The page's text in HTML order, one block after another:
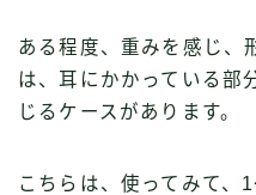
ある程度、重みを感じ、
は、耳にかかっている部
じるケースがあります。
こちらは、使ってみて、